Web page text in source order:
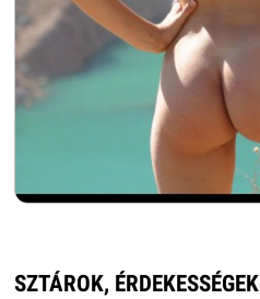
SZTÁROK, ÉRDEKESSÉGEK